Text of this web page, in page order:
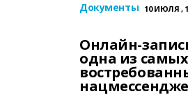
Документы 10 ИЮЛЯ ,
Онлайн-
одна из самых